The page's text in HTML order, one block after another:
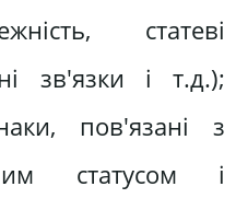
статеві
зв'язки і т.д.);
пов'язані з
статусом і